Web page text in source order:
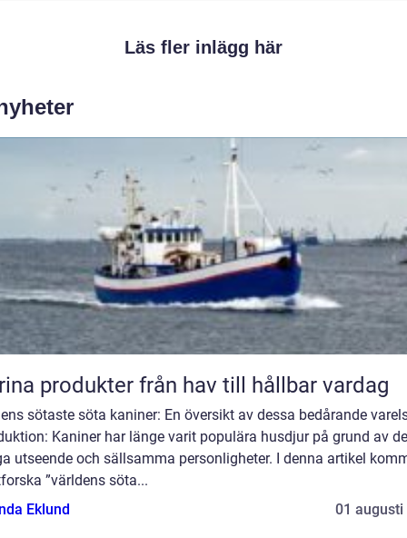
Läs fler inlägg här
Marina produkter från hav till hållbar vardag
sötaste söta kaniner: En översikt av dessa bedårande
Kaniner har länge varit populära husdjur på grund av
utseende och sällsamma personligheter. I denna artikel
”världens söta...
Eklund
01 augusti